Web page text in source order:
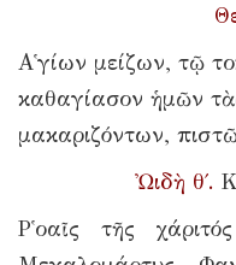
Α῾γίων μείζων, τῷ
καθαγίασον ἡμῶν
μακαριζόντων,
Ὠιδὴ θ΄.
Ρ῾οαῖς τῆς